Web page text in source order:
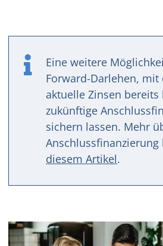
Eine weitere
Forward-Darlehen, mit
aktuelle Zinsen
zukünftige
sichern lassen. Mehr
Anschlussfinanzierung
diesem Artikel.